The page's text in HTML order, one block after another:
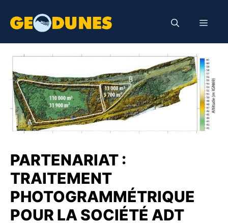
contenu
PARTENARIAT :
TRAITEMENT
PHOTOGRAMMÉTRIQUE
POUR LA SOCIÉTÉ ADT